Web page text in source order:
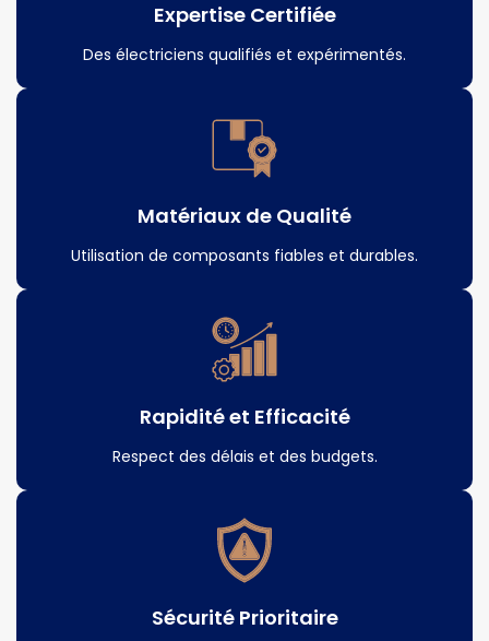
Expertise Certifiée
Des électriciens qualifiés et expérimentés.
Matériaux de Qualité
Utilisation de composants fiables et durables.
Rapidité et Efficacité
Respect des délais et des budgets.
Sécurité Prioritaire